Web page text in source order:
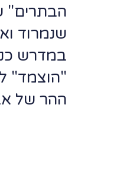
הבתרים"
שנמרוד
במדרש
"הוצמד"
ההר של